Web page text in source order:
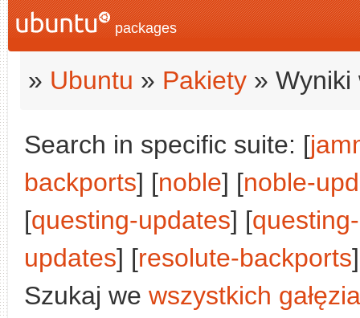
packages
» Ubuntu » Pakiety » Wyniki
Search in specific suite: [
backports] [noble] [noble-
[questing-updates] [
updates] [resolute-backports
Szukaj we wszystkich